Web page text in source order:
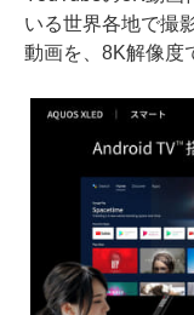
いる世界各地で撮
動画を、8K解像度